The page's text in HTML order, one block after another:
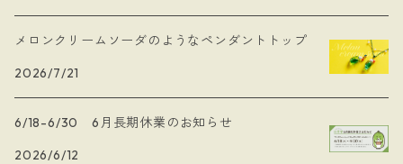
メロンクリームソーダのようなペンダントトップ
2026/7/21
6/18-6/30 6月長期休業のお知らせ
2026/6/12